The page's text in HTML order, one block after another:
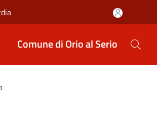
Comune di Orio al Serio